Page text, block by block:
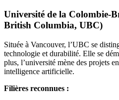
Université de la Colombie-
British Columbia, UBC)
Située à Vancouver, l’UBC se
technologie et durabilité. Elle se
plus, l’université mène des projets
intelligence artificielle.
Filières reconnues :